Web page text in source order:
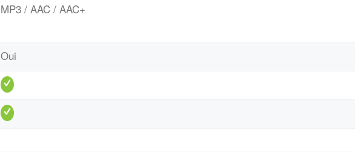
MP3 / AAC / AAC+
Oui